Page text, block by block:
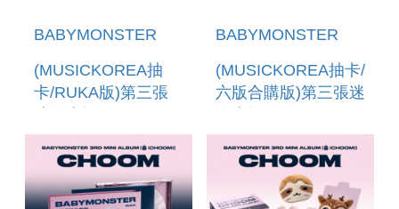
BABYMONSTER
(MUSICKOREA抽
卡/RUKA版)第三張
「CHOOM(PLUSH
KEYRING VER.)」
(韓國進口版)
BABYMONSTER
(MUSICKOREA抽卡/
六版合購版)第三張迷
「CHOOM(JEWEL
VER.)」 (韓國進口